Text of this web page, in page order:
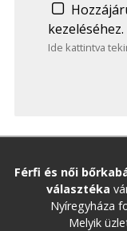
kezeléséhez.
Ide kattintva
Férfi és női
választéka
Nyíregyháza
Melyik